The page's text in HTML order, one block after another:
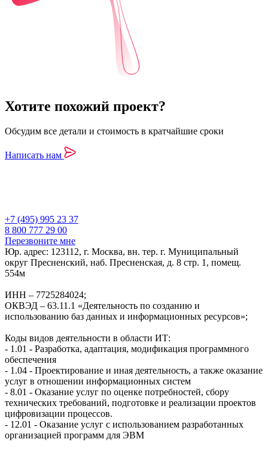
Хотите похожий проект?
Обсудим все детали и стоимость в кратчайшие сроки
Написать нам
+7 (495) 995 23 37
8 800 777 29 00
Перезвоните мне
Юр. адрес: 123112, г. Москва, вн. тер. г. Муниципальный
округ Пресненский, наб. Пресненская, д. 8 стр. 1, помещ.
554м
ИНН – 7725284024;
ОКВЭД – 63.11.1 «Деятельность по созданию и
использованию баз данных и информационных ресурсов»;
Коды видов деятельности в области ИТ:
- 1.01 - Разработка, адаптация, модификация программного
обеспечения
- 1.04 - Проектирование и иная деятельность, а также оказание
услуг в отношении информационных систем
- 8.01 - Оказание услуг по оценке потребностей, сбору
технических требований, подготовке и реализации проектов
цифровизации процессов.
- 12.01 - Оказание услуг с использованием разработанных
организацией программ для ЭВМ